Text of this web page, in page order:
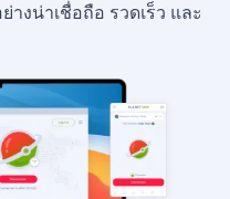
งน่าเชื่อถือ รวดเร็ว และ